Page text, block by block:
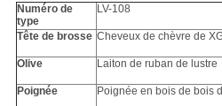
Numéro de
type
LV-108
Tête de brosse Cheveux de chèvre de
Olive Laiton de ruban de lustre
Poignée Poignée en bois de bois